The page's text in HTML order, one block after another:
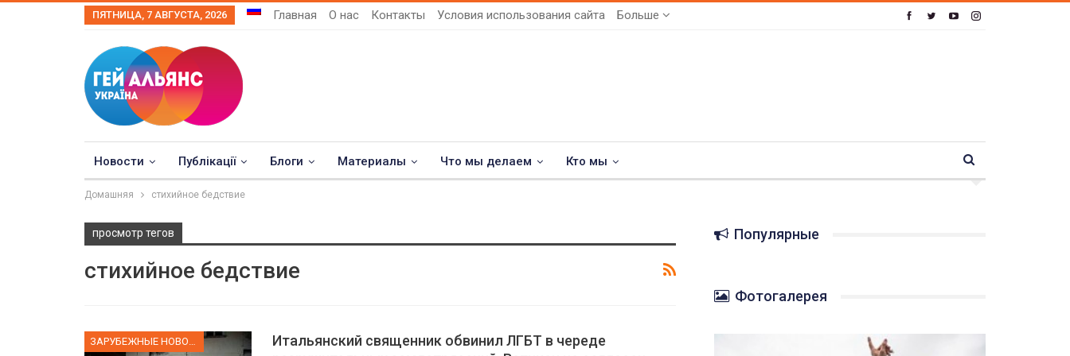
ПЯТНИЦА, 7 АВГУСТА, 2026 Главная О нас Контакты Условия использования сайта Больше
Новости Публікації Блоги Материалы Что мы делаем Кто мы
Домашняя стихийное бедствие
просмотр тегов
стихийное бедствие
Итальянский священник обвинил ЛГБТ в череде
Популярные
Фотогалерея